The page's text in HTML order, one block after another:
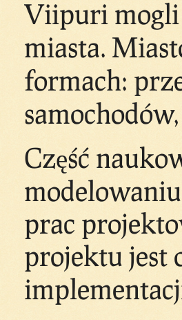
Viipuri mogli
miasta.
formach:
Część
prac
projektu jest